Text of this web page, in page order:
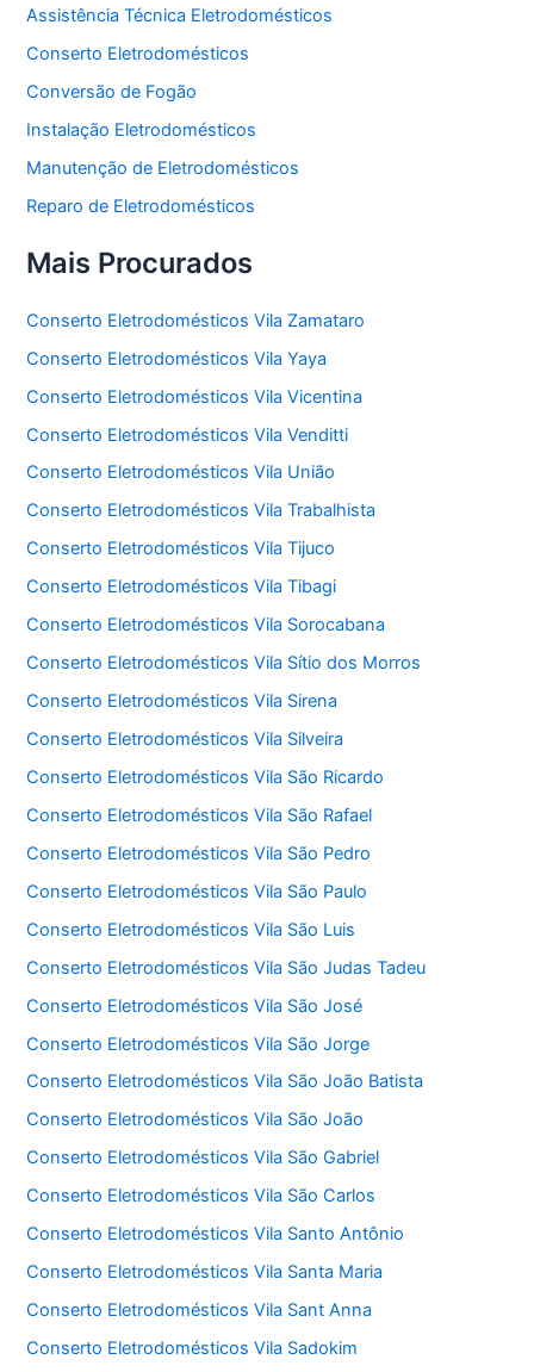
Assistência Técnica Eletrodomésticos
Conserto Eletrodomésticos
Conversão de Fogão
Instalação Eletrodomésticos
Manutenção de Eletrodomésticos
Reparo de Eletrodomésticos
Mais Procurados
Conserto Eletrodomésticos Vila Zamataro
Conserto Eletrodomésticos Vila Yaya
Conserto Eletrodomésticos Vila Vicentina
Conserto Eletrodomésticos Vila Venditti
Conserto Eletrodomésticos Vila União
Conserto Eletrodomésticos Vila Trabalhista
Conserto Eletrodomésticos Vila Tijuco
Conserto Eletrodomésticos Vila Tibagi
Conserto Eletrodomésticos Vila Sorocabana
Conserto Eletrodomésticos Vila Sítio dos Morros
Conserto Eletrodomésticos Vila Sirena
Conserto Eletrodomésticos Vila Silveira
Conserto Eletrodomésticos Vila São Ricardo
Conserto Eletrodomésticos Vila São Rafael
Conserto Eletrodomésticos Vila São Pedro
Conserto Eletrodomésticos Vila São Paulo
Conserto Eletrodomésticos Vila São Luis
Conserto Eletrodomésticos Vila São Judas Tadeu
Conserto Eletrodomésticos Vila São José
Conserto Eletrodomésticos Vila São Jorge
Conserto Eletrodomésticos Vila São João Batista
Conserto Eletrodomésticos Vila São João
Conserto Eletrodomésticos Vila São Gabriel
Conserto Eletrodomésticos Vila São Carlos
Conserto Eletrodomésticos Vila Santo Antônio
Conserto Eletrodomésticos Vila Santa Maria
Conserto Eletrodomésticos Vila Sant Anna
Conserto Eletrodomésticos Vila Sadokim